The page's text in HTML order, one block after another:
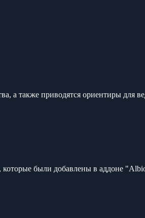
а также приводятся ориентиры для
которые были добавлены в аддоне